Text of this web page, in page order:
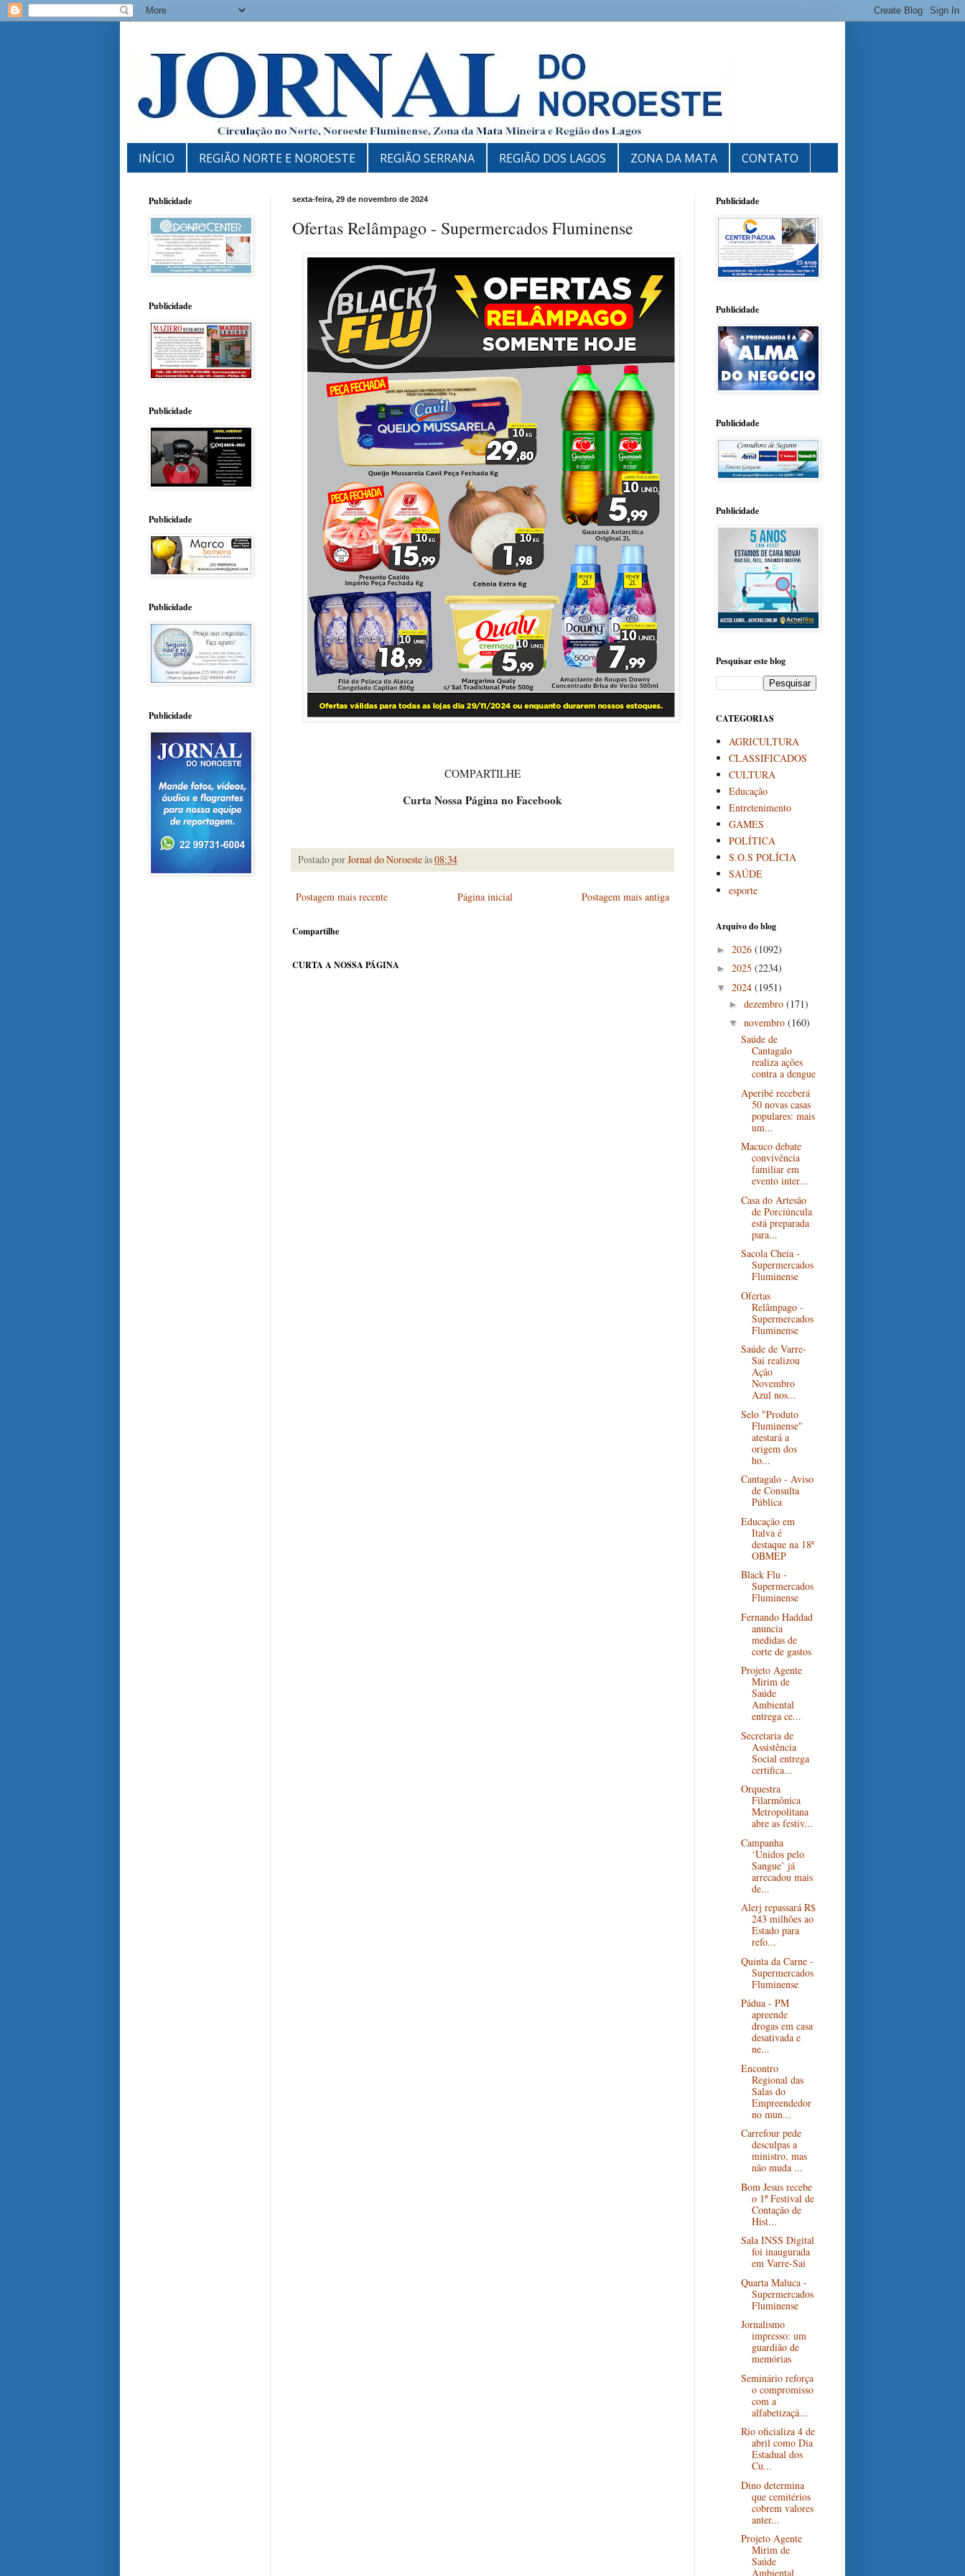
INÍCIO REGIÃO NORTE E NOROESTE REGIÃO SERRANA REGIÃO DOS LAGOS ZONA DA MATA CONTATO
sexta-feira, 29 de novembro de 2024
Ofertas Relâmpago - Supermercados Fluminense
COMPARTILHE
Curta Nossa Página no Facebook
Postado porJornal do Noroesteàs08:34
Postagem mais recente Postagem mais antiga
Página inicial
Compartilhe
CURTA A NOSSA PÁGINA
Publicidade
Publicidade
Publicidade
Publicidade
Publicidade
Publicidade
Publicidade
Publicidade
Publicidade
Publicidade
Pesquisar este blog
CATEGORIAS
AGRICULTURA
CLASSIFICADOS
CULTURA
Educação
Entretenimento
GAMES
POLÍTICA
S.O.S POLÍCIA
SAÚDE
esporte
Arquivo do blog
► 2026 (1092)
► 2025 (2234)
▼ 2024 (1951)
► dezembro (171)
▼ novembro (160)
Saúde de
Cantagalo
realiza ações
contra a dengue
Aperibé receberá
50 novas casas
populares: mais
um...
Macuco debate
convivência
familiar em
evento inter...
Casa do Artesão
de Porciúncula
está preparada
para...
Sacola Cheia -
Supermercados
Fluminense
Ofertas
Relâmpago -
Supermercados
Fluminense
Saúde de Varre-
Sai realizou
Ação
Novembro
Azul nos...
Selo "Produto
Fluminense"
atestará a
origem dos
ho...
Cantagalo - Aviso
de Consulta
Pública
Educação em
Italva é
destaque na 18ª
OBMEP
Black Flu -
Supermercados
Fluminense
Fernando Haddad
anuncia
medidas de
corte de gastos
Projeto Agente
Mirim de
Saúde
Ambiental
entrega ce...
Secretaria de
Assistência
Social entrega
certifica...
Orquestra
Filarmônica
Metropolitana
abre as festiv...
Campanha
‘Unidos pelo
Sangue’ já
arrecadou mais
de...
Alerj repassará R$
243 milhões ao
Estado para
refo...
Quinta da Carne -
Supermercados
Fluminense
Pádua - PM
apreende
drogas em casa
desativada e
ne...
Encontro
Regional das
Salas do
Empreendedor
no mun...
Carrefour pede
desculpas a
ministro, mas
não muda ...
Bom Jesus recebe
o 1º Festival de
Contação de
Hist...
Sala INSS Digital
foi inaugurada
em Varre-Sai
Quarta Maluca -
Supermercados
Fluminense
Jornalismo
impresso: um
guardião de
memórias
Seminário reforça
o compromisso
com a
alfabetizaçã...
Rio oficializa 4 de
abril como Dia
Estadual dos
Cu...
Dino determina
que cemitérios
cobrem valores
anter...
Projeto Agente
Mirim de
Saúde
Ambiental